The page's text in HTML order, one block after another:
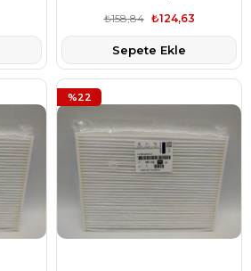
9678792080
₺124,63
₺158,84
Sepete Ekle
%22